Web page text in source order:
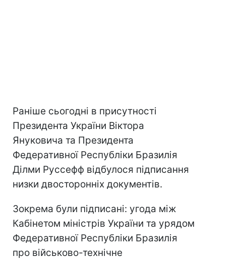
Раніше сьогодні в присутності
Президента України Віктора
Януковича та Президента
Федеративної Республіки Бразилія
Ділми Руссефф відбулося підписання
низки двосторонніх документів.
Зокрема були підписані: угода між
Кабінетом міністрів України та урядом
Федеративної Республіки Бразилія
про військово-технічне